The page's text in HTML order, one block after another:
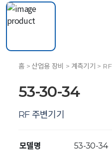
홈 > 산업용 장비 > 계측기기 > RF
53-30-34
RF 주변기기
모델명 53-30-34